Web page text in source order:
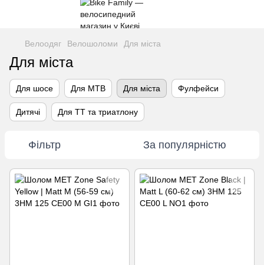
Велоодяг Велошоломи Для міста
Для міста
Для шосе Для MTB Для міста Фулфейси
Дитячі Для ТТ та триатлону
Фільтр За популярністю